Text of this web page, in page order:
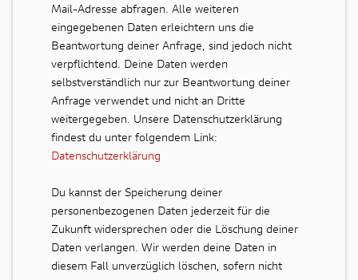
Mail-Adresse abfragen. Alle weiteren
eingegebenen Daten erleichtern uns die
Beantwortung deiner Anfrage, sind jedoch nicht
verpflichtend. Deine Daten werden
selbstverständlich nur zur Beantwortung deiner
Anfrage verwendet und nicht an Dritte
weitergegeben. Unsere Datenschutzerklärung
findest du unter folgendem Link:
Datenschutzerklärung
Du kannst der Speicherung deiner
personenbezogenen Daten jederzeit für die
Zukunft widersprechen oder die Löschung deiner
Daten verlangen. Wir werden deine Daten in
diesem Fall unverzüglich löschen, sofern nicht